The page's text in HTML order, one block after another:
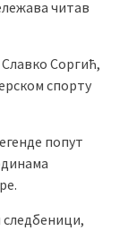
читав
Соргић,
спорту
попут
следбеници,